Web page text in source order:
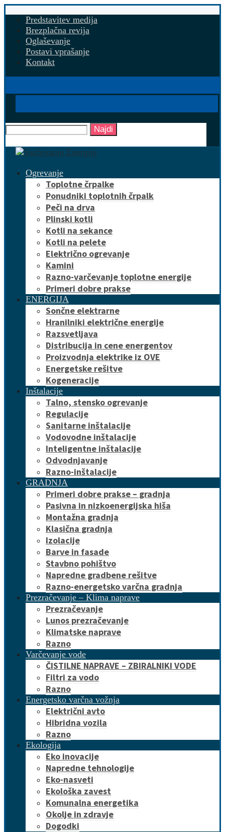
Predstavitev medija
Brezplačna revija
Oglaševanje
Postavi vprašanje
Kontakt
Najdi
Ogrevanje
Toplotne črpalke
Ponudniki toplotnih črpalk
Peči na drva
Plinski kotli
Kotli na sekance
Kotli na pelete
Električno ogrevanje
Kamini
Razno-varčevanje toplotne energije
Primeri dobre prakse
ENERGIJA
Sončne elektrarne
Hranilniki električne energije
Razsvetljava
Distribucija in cene energentov
Proizvodnja elektrike iz OVE
Energetske rešitve
Kogeneracije
Inštalacije
Talno, stensko ogrevanje
Regulacije
Sanitarne inštalacije
Vodovodne inštalacije
Inteligentne inštalacije
Odvodnjavanje
Razno-inštalacije
GRADNJA
Primeri dobre prakse – gradnja
Pasivna in nizkoenergijska hiša
Montažna gradnja
Klasična gradnja
Izolacije
Barve in fasade
Stavbno pohištvo
Napredne gradbene rešitve
Razno-energetsko varčna gradnja
Prezračevanje – Klima naprave
Prezračevanje
Lunos prezračevanje
Klimatske naprave
Razno
Varčevanje vode
ČISTILNE NAPRAVE – ZBIRALNIKI VODE
Filtri za vodo
Razno
Energetsko varčna vožnja
Električni avto
Hibridna vozila
Razno
Ekologija
Eko inovacije
Napredne tehnologije
Eko-nasveti
Ekološka zavest
Komunalna energetika
Okolje in zdravje
Dogodki